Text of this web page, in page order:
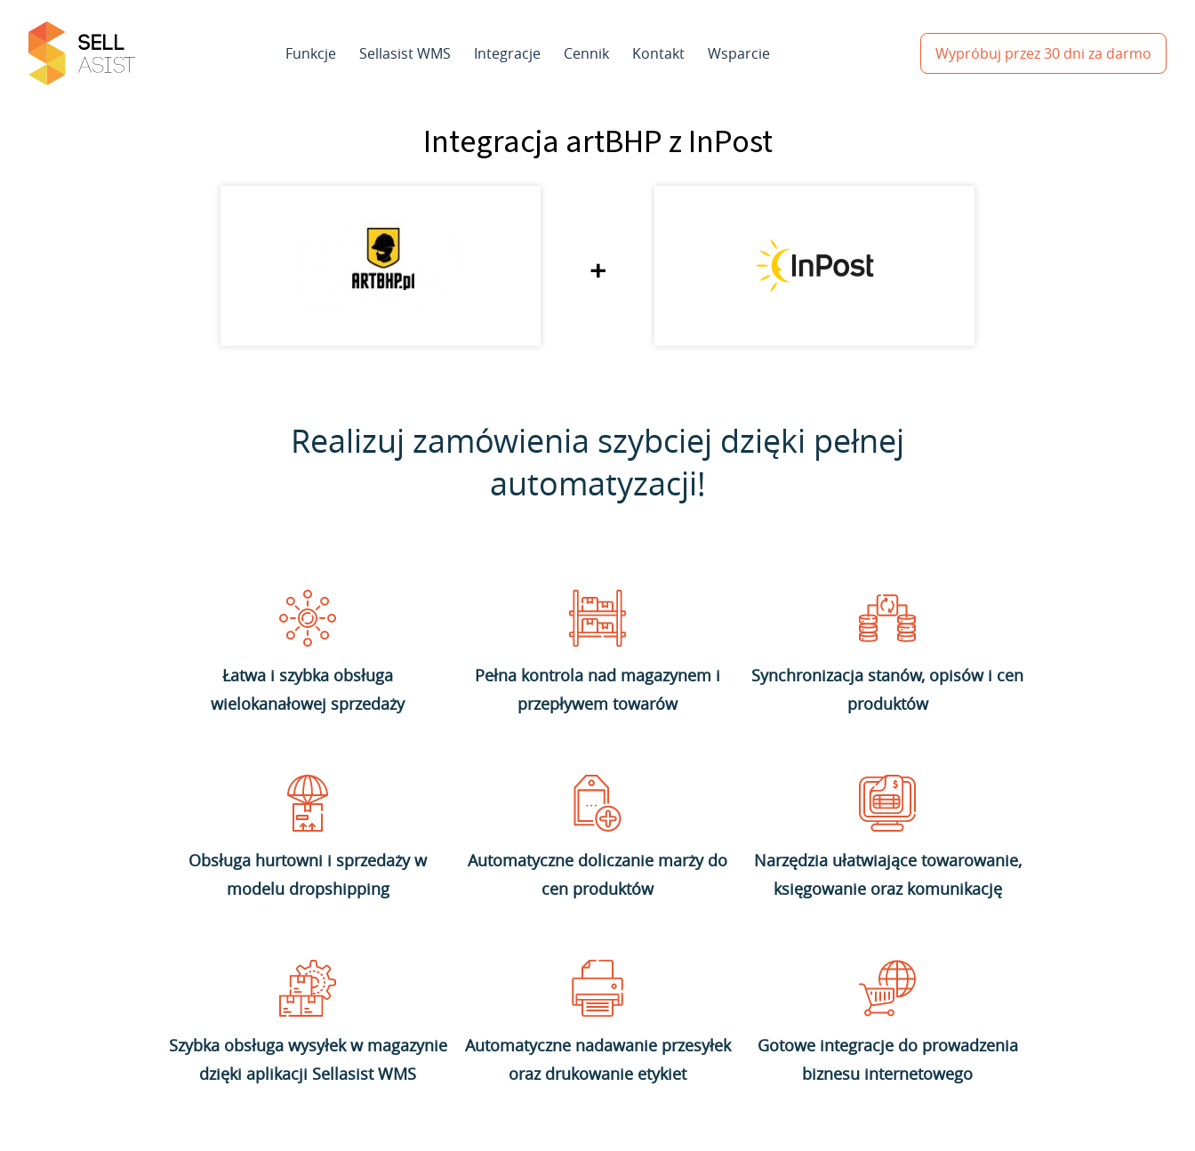
Funkcje Sellasist WMS Integracje Cennik Kontakt Wsparcie Wypróbuj przez 30 dni za darmo
Integracja artBHP z InPost
+
Realizuj zamówienia szybciej dzięki pełnej
automatyzacji!
Łatwa i szybka obsługa
wielokanałowej sprzedaży
Pełna kontrola nad magazynem i
przepływem towarów
Synchronizacja stanów, opisów i cen
produktów
Obsługa hurtowni i sprzedaży w
modelu dropshipping
Automatyczne doliczanie marży do
cen produktów
Narzędzia ułatwiające towarowanie,
księgowanie oraz komunikację
Szybka obsługa wysyłek w magazynie
dzięki aplikacji Sellasist WMS
Automatyczne nadawanie przesyłek
oraz drukowanie etykiet
Gotowe integracje do prowadzenia
biznesu internetowego